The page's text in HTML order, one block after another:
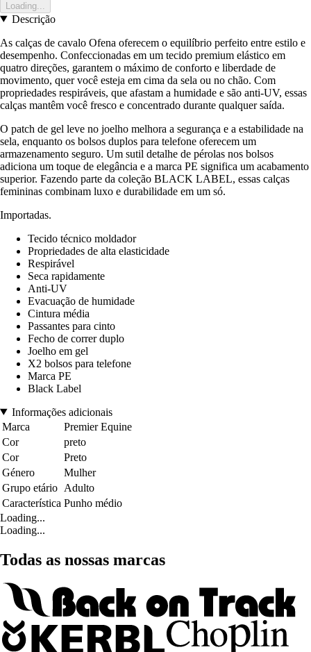
Loading...
Descrição
As calças de cavalo Ofena oferecem o equilíbrio perfeito entre estilo e
desempenho. Confeccionadas em um tecido premium elástico em
quatro direções, garantem o máximo de conforto e liberdade de
movimento, quer você esteja em cima da sela ou no chão. Com
propriedades respiráveis, que afastam a humidade e são anti-UV, essas
calças mantêm você fresco e concentrado durante qualquer saída.
O patch de gel leve no joelho melhora a segurança e a estabilidade na
sela, enquanto os bolsos duplos para telefone oferecem um
armazenamento seguro. Um sutil detalhe de pérolas nos bolsos
adiciona um toque de elegância e a marca PE significa um acabamento
superior. Fazendo parte da coleção BLACK LABEL, essas calças
femininas combinam luxo e durabilidade em um só.
Importadas.
Tecido técnico moldador
Propriedades de alta elasticidade
Respirável
Seca rapidamente
Anti-UV
Evacuação de humidade
Cintura média
Passantes para cinto
Fecho de correr duplo
Joelho em gel
X2 bolsos para telefone
Marca PE
Black Label
Informações adicionais
Marca
Premier Equine
Cor
preto
Cor
Preto
Género
Mulher
Grupo etário Adulto
Característica Punho médio
Loading...
Loading...
Todas as nossas marcas